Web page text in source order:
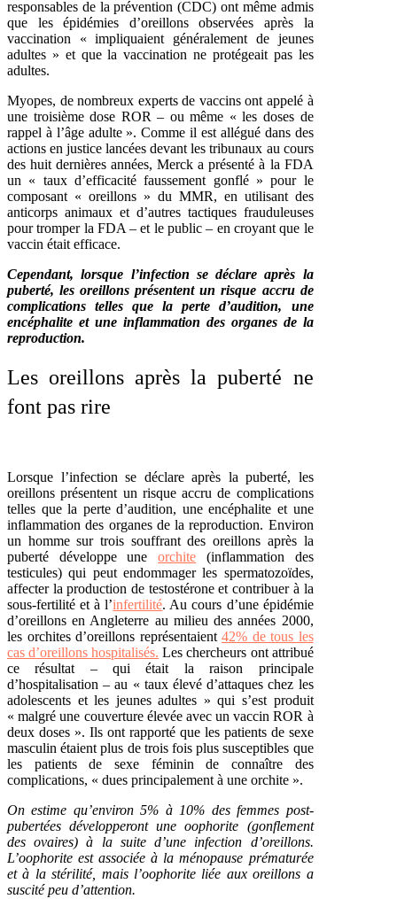
responsables de la prévention (CDC) ont même admis
que les épidémies d’oreillons observées après la
vaccination « impliquaient généralement de jeunes
adultes » et que la vaccination ne protégeait pas les
adultes.
Myopes, de nombreux experts de vaccins ont appelé à
une troisième dose ROR – ou même « les doses de
rappel à l’âge adulte ». Comme il est allégué dans des
actions en justice lancées devant les tribunaux au cours
des huit dernières années, Merck a présenté à la FDA
un « taux d’efficacité faussement gonflé» pour le
composant « oreillons » du MMR, en utilisant des
anticorps animaux et d’autres tactiques frauduleuses
pour tromper la FDA – et le public – en croyant que le
vaccin était efficace.
Cependant, lorsque l’infection se déclare après la
puberté, les oreillons présentent un risque accru de
complications telles que la perte d’audition, une
encéphalite et une inflammation des organes de la
reproduction.
Les oreillons après la puberté ne
font pas rire
Lorsque l’infection se déclare après la puberté, les
oreillons présentent un risque accru de complications
telles que la perte d’audition, une encéphalite et une
inflammation des organes de la reproduction. Environ
un homme sur trois souffrant des oreillons après la
puberté développe uneorchite (inflammation des
testicules) qui peut endommager les spermatozoïdes,
affecter la production de testostérone et contribuer à la
sous-fertilité et à l’infertilité. Au cours d’une épidémie
d’oreillons en Angleterre au milieu des années 2000,
les orchites d’oreillons représentaient42% de tous les
cas d’oreillons hospitalisés. Les chercheurs ont attribué
ce résultat – qui était la raison principale
d’hospitalisation – au « taux élevé d’attaques chez les
adolescents et les jeunes adultes » qui s’est produit
« malgré une couverture élevée avec un vaccin ROR à
deux doses ». Ils ont rapporté que les patients de sexe
masculin étaient plus de trois fois plus susceptibles que
les patients de sexe féminin de connaître des
complications, « dues principalement à une orchite ».
On estime qu’environ 5% à 10% des femmes post-
pubertées développeront une oophorite (gonflement
des ovaires) à la suite d’une infection d’oreillons.
L’oophorite est associée à la ménopause prématurée
et à la stérilité, mais l’oophorite liée aux oreillons a
suscité peu d’attention.